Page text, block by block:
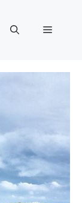
Menu